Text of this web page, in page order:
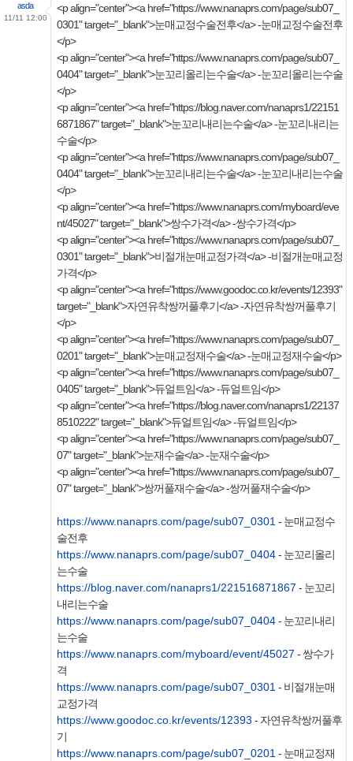
asda
11/11 12:00
<p align="center"><a href="https://www.nanaprs.com/page/sub07_
0301" target="_blank">눈매교정수술전후</a> -눈매교정수술전후
</p>
<p align="center"><a href="https://www.nanaprs.com/page/sub07_
0404" target="_blank">눈꼬리올리는수술</a> -눈꼬리올리는수술
</p>
<p align="center"><a href="https://blog.naver.com/nanaprs1/22151
6871867" target="_blank">눈꼬리내리는수술</a> -눈꼬리내리는
수술</p>
<p align="center"><a href="https://www.nanaprs.com/page/sub07_
0404" target="_blank">눈꼬리내리는수술</a> -눈꼬리내리는수술
</p>
<p align="center"><a href="https://www.nanaprs.com/myboard/eve
nt/45027" target="_blank">쌍수가격</a> -쌍수가격</p>
<p align="center"><a href="https://www.nanaprs.com/page/sub07_
0301" target="_blank">비절개눈매교정가격</a> -비절개눈매교정
가격</p>
<p align="center"><a href="https://www.goodoc.co.kr/events/12393"
target="_blank">자연유착쌍꺼풀후기</a> -자연유착쌍꺼풀후기
</p>
<p align="center"><a href="https://www.nanaprs.com/page/sub07_
0201" target="_blank">눈매교정재수술</a> -눈매교정재수술</p>
<p align="center"><a href="https://www.nanaprs.com/page/sub07_
0405" target="_blank">듀얼트임</a> -듀얼트임</p>
<p align="center"><a href="https://blog.naver.com/nanaprs1/22137
8510222" target="_blank">듀얼트임</a> -듀얼트임</p>
<p align="center"><a href="https://www.nanaprs.com/page/sub07_
07" target="_blank">눈재수술</a> -눈재수술</p>
<p align="center"><a href="https://www.nanaprs.com/page/sub07_
07" target="_blank">쌍꺼풀재수술</a> -쌍꺼풀재수술</p>
https://www.nanaprs.com/page/sub07_0301- 눈매교정수
술전후
https://www.nanaprs.com/page/sub07_0404- 눈꼬리올리
는수술
https://blog.naver.com/nanaprs1/221516871867 - 눈꼬리
내리는수술
https://www.nanaprs.com/page/sub07_0404- 눈꼬리내리
는수술
https://www.nanaprs.com/myboard/event/45027 - 쌍수가
격
https://www.nanaprs.com/page/sub07_0301- 비절개눈매
교정가격
https://www.goodoc.co.kr/events/12393 - 자연유착쌍꺼풀후
기
https://www.nanaprs.com/page/sub07_0201- 눈매교정재